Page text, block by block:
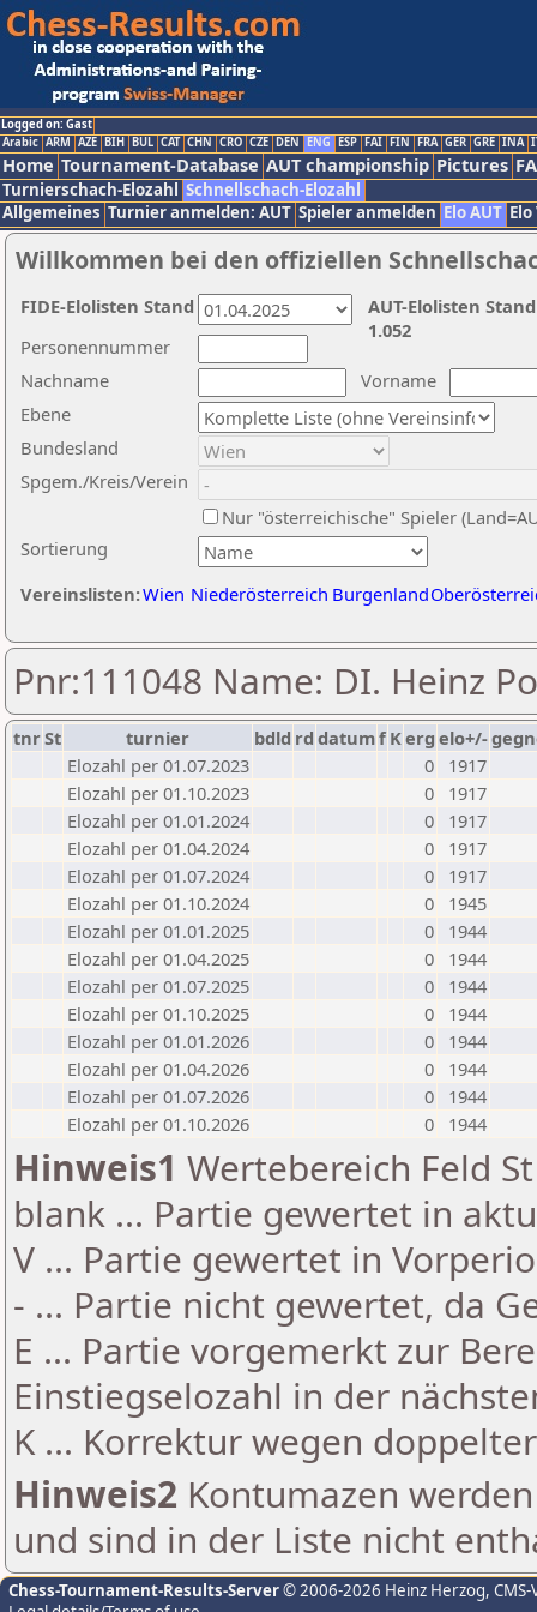
Logged on: Gast
Arabic ARM AZE BIH BUL CAT CHN CRO CZE DEN ENG ESP FAI FIN FRA GER GRE INA
Home Tournament-Database AUT championship Pictures
Turnierschach-Elozahl Schnellschach-Elozahl
Allgemeines Turnier anmelden: AUT Spieler anmelden Elo AUT
Willkommen bei den offiziellen
Nachname
Vorname
Ebene
Sortierung
Personennummer
Bundesland
Spgem./Kreis/Verein
Nur "österreichische" Spieler
Vereinslisten:Wien Niederösterreich Burgenland
AUT-Elolisten
1.052
FIDE-Elolisten Stand
Pnr:111048 Name: DI. Heinz
tnrSt turnier bdld rd datumf Kerg elo+/-
Elozahl per 01.07.2023
0
1917
Elozahl per 01.10.2023
0
1917
Elozahl per 01.01.2024
0
1917
Elozahl per 01.04.2024
0
1917
Elozahl per 01.07.2024
0
1917
Elozahl per 01.10.2024
0
1945
Elozahl per 01.01.2025
0
1944
Elozahl per 01.04.2025
0
1944
Elozahl per 01.07.2025
0
1944
Elozahl per 01.10.2025
0
1944
Elozahl per 01.01.2026
0
1944
Elozahl per 01.04.2026
0
1944
Elozahl per 01.07.2026
0
1944
Elozahl per 01.10.2026
0 1944
Hinweis1 Wertebereich Feld
blank ... Partie gewertet in
V ... Partie gewertet in
- ... Partie nicht gewertet, da
E ... Partie vorgemerkt zur
Einstiegselozahl in der
K ... Korrektur wegen
Hinweis2 Kontumazen
und sind in der Liste nicht
Chess-Tournament-Results-Server© 2006-2026 Heinz Herzog,